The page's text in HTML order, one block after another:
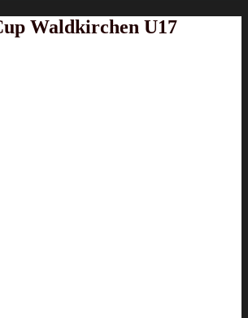
Waldkirchen U17